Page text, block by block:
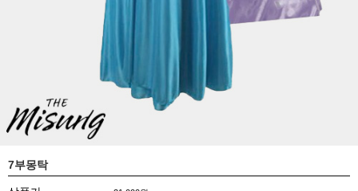
7부몽탁